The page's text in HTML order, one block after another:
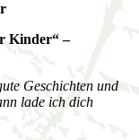
Kinder“ –
Geschichten und
lade ich dich